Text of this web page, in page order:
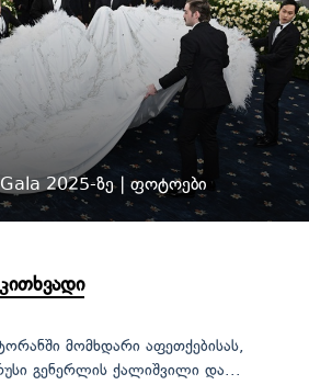
2025-ზე | ფოტოები
მომხდარი აფეთქებისას,
გენერლის ქალიშვილი და...